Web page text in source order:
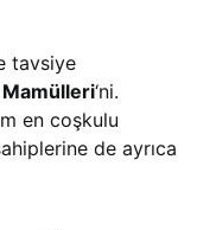
tavsiye
Mamülleri‘ni.
en coşkulu
de ayrıca